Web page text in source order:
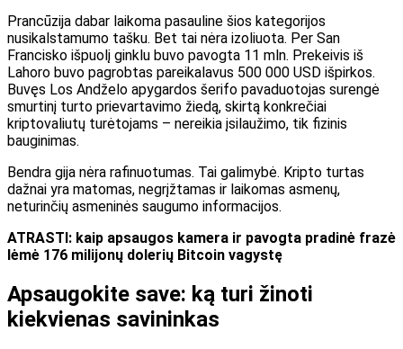
Prancūzija dabar laikoma pasauline šios kategorijos
nusikalstamumo tašku. Bet tai nėra izoliuota. Per San
Francisko išpuolį ginklu buvo pavogta 11 mln. Prekeivis iš
Lahoro buvo pagrobtas pareikalavus 500 000 USD išpirkos.
Buvęs Los Andželo apygardos šerifo pavaduotojas surengė
smurtinį turto prievartavimo žiedą, skirtą konkrečiai
kriptovaliutų turėtojams – nereikia įsilaužimo, tik fizinis
bauginimas.
Bendra gija nėra rafinuotumas. Tai galimybė. Kripto turtas
dažnai yra matomas, negrįžtamas ir laikomas asmenų,
neturinčių asmeninės saugumo informacijos.
ATRASTI: kaip apsaugos kamera ir pavogta pradinė frazė
lėmė 176 milijonų dolerių Bitcoin vagystę
Apsaugokite save: ką turi žinoti
kiekvienas savininkas